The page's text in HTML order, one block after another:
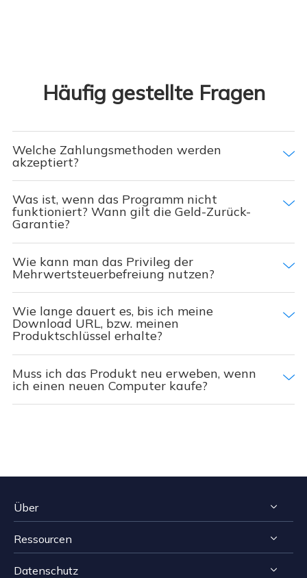
Häufig gestellte Fragen
Welche Zahlungsmethoden werden
akzeptiert?
Was ist, wenn das Programm nicht
funktioniert? Wann gilt die Geld-Zurück-
Garantie?
Wie kann man das Privileg der
Mehrwertsteuerbefreiung nutzen?
Wie lange dauert es, bis ich meine
Download URL, bzw. meinen
Produktschlüssel erhalte?
Muss ich das Produkt neu erweben, wenn
ich einen neuen Computer kaufe?
Über
Impressum
Reviews & Awards
Ressourcen
Datenschutz